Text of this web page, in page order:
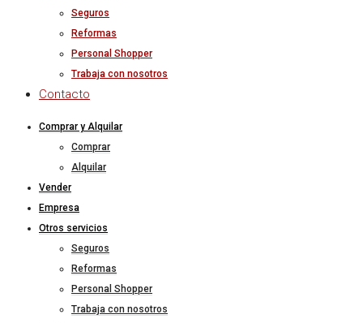
Seguros
Reformas
Personal Shopper
Trabaja con nosotros
Contacto
Comprar y Alquilar
Comprar
Alquilar
Vender
Empresa
Otros servicios
Seguros
Reformas
Personal Shopper
Trabaja con nosotros